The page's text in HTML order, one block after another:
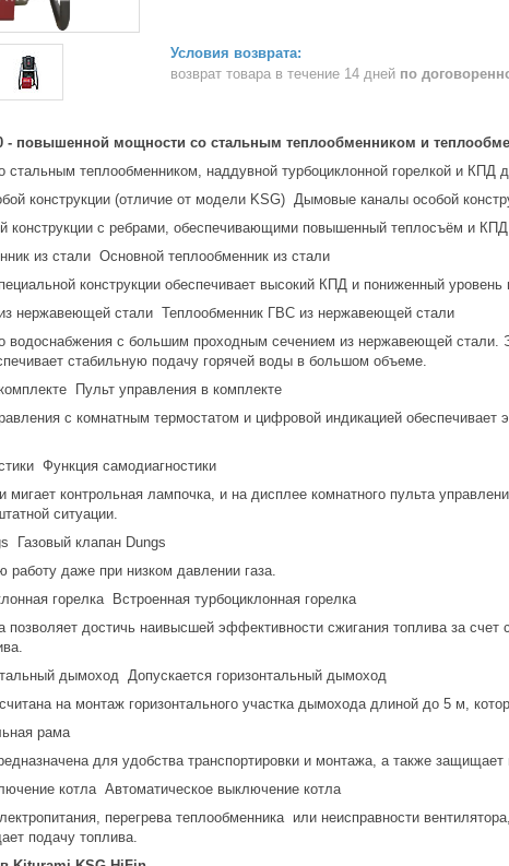
возврат товара в течение 14 дней по
- повышенной мощности со стальным теплообменником и
стальным теплообменником, наддувной турбоциклонной горелкой и КПД
Дымовые каналы особой
конструкции с ребрами, обеспечивающими повышенный теплосъём и КПД
Основной теплообменник из стали
конструкции обеспечивает высокий КПД и пониженный уровень
Теплообменник ГВС из нержавеющей стали
водоснабжения с большим проходным сечением из нержавеющей стали.
стабильную подачу горячей воды в большом объеме.
Пульт управления в комплекте
с комнатным термостатом и цифровой индикацией
Функция самодиагностики
мигает контрольная лампочка, и на дисплее комнатного пульта
ситуации.
Газовый клапан Dungs
работу даже при низком давлении газа.
Встроенная турбоциклонная горелка
позволяет достичь наивысшей эффективности сжигания топлива за счет
Допускается горизонтальный дымоход
на монтаж горизонтального участка дымохода длиной до 5 м,
рама
для удобства транспортировки и монтажа, а также защищает
Автоматическое выключение котла
перегрева теплообменника или неисправности
подачу топлива.